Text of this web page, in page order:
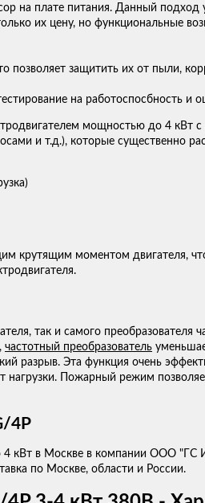
на плате питания. Данный
их цену, но функциональные
позволяет защитить их от пыли,
на работоспосбность и
мощностью до 4 кВт
и т.д.), которые существенно
крутящим моментом двигателя,
так и самого преобразователя
частотный преобразователь
разрыв. Эта функция очень
нагрузки. Пожарный режим
4P
кВт в Москве в компании ООО "ГС
по Москве, области и России.